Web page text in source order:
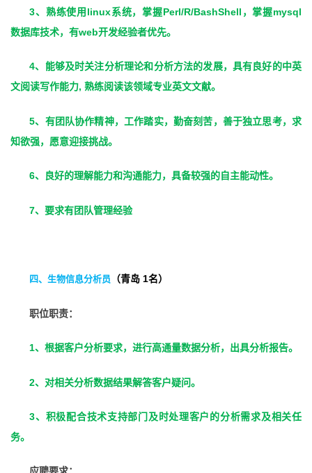
3、熟练使用 linux系统，掌握Perl/R/BashShell ，掌握mysql
数据库技术，有web开发经验者优先。
4、能够及时关注分析理论和分析方法的发展，具有良好的中英
文阅读写作能力, 熟练阅读该领域专业英文文献。
5、有团队协作精神，工作踏实，勤奋刻苦，善于独立思考，求
知欲强，愿意迎接挑战。
6、良好的理解能力和沟通能力，具备较强的自主能动性。
7、要求有团队管理经验
四、生物信息分析员 （青岛 1名）
职位职责：
1、根据客户分析要求，进行高通量数据分析，出具分析报告。
2、对相关分析数据结果解答客户疑问。
3、积极配合技术支持部门及时处理客户的分析需求及相关任
务。